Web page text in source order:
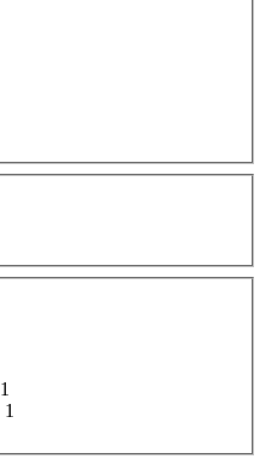
1
1